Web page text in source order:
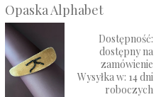
Opaska Alphabet
Dostępność:
dostępny na
zamówienie
Wysyłka w: 14 dni
roboczych